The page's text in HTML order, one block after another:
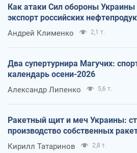
Как атаки Сил обороны Украины
экспорт российских
Андрей Клименко 2,1 т.
Два супертурнира Магучих:
календарь осени-2026
Александр Липенко 5,6 т.
Ракетный щит и меч Украины:
производство собственных
Кирилл Татаринов 2,8 т.